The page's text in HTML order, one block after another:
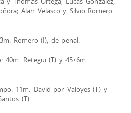
Alan Velasco y Silvio Romero.
Romero (I), de penal.
Retegui (T) y 45+6m.
11m. David por Valoyes (T) y
(T).